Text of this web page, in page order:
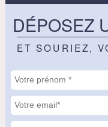
DÉPOSEZ
ET SOURIEZ,